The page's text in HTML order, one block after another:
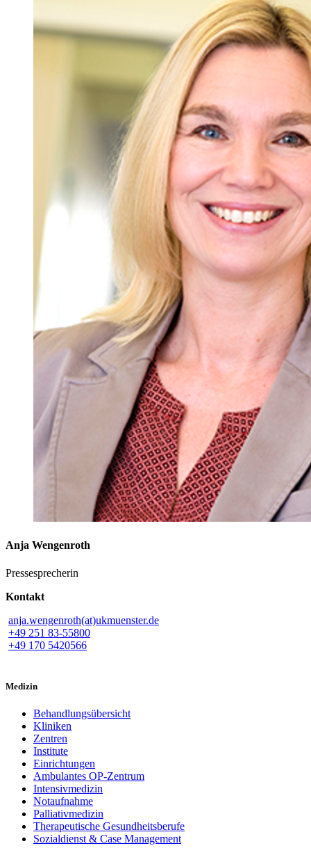
Anja Wengenroth
Pressesprecherin
Kontakt
anja.wengenroth(at)ukmuenster.de
+49 251 83-55800
+49 170 5420566
Medizin
Behandlungsübersicht
Kliniken
Zentren
Institute
Einrichtungen
Ambulantes OP-Zentrum
Intensivmedizin
Notaufnahme
Palliativmedizin
Therapeutische Gesundheitsberufe
Sozialdienst & Case Management